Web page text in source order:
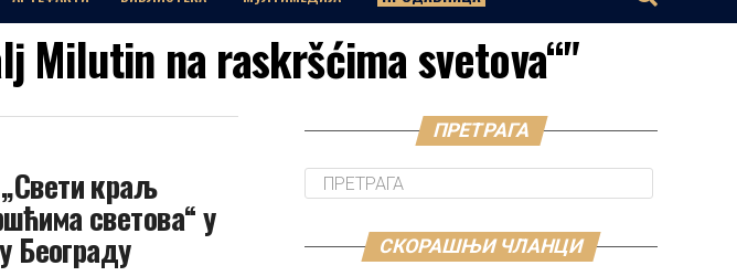
Milutin na raskršćima svetova“"
краљ
светова“ у
Београду
ПРЕТРАГА
СКОРАШЊИ ЧЛАНЦИ